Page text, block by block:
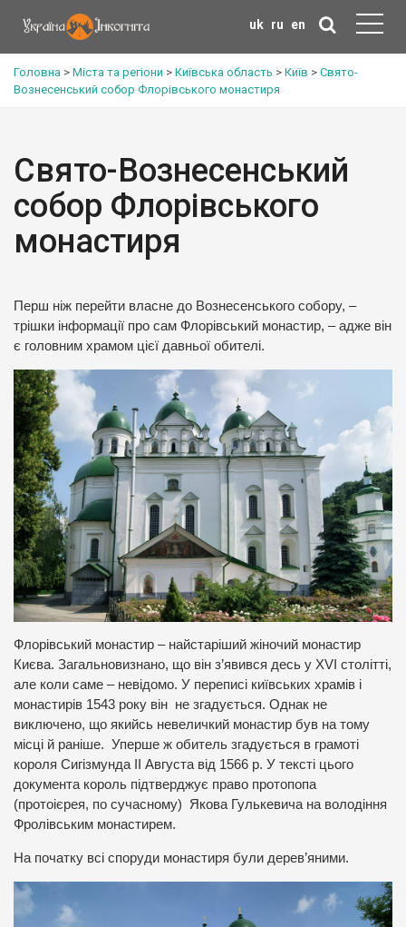
uk ru en
Головна > Міста та регіони > Київська область > Київ > Свято-
Вознесенський собор Флорівського монастиря
Свято-Вознесенський
собор Флорівського
монастиря
Перш ніж перейти власне до Вознесенського собору, –
трішки інформації про сам Флорівський монастир, – адже він
є головним храмом цієї давньої обителі.
Флорівський монастир – найстаріший жіночий монастир
Києва. Загальновизнано, що він з’явився десь у XVI столітті,
але коли саме – невідомо. У переписі київських храмів і
монастирів 1543 року він не згадується. Однак не
виключено, що якийсь невеличкий монастир був на тому
місці й раніше. Уперше ж обитель згадується в грамоті
короля Сигізмунда II Августа від 1566 р. У тексті цього
документа король підтверджує право протопопа
(протоієрея, по сучасному) Якова Гулькевича на володіння
Фролівським монастирем.
На початку всі споруди монастиря були дерев’яними.